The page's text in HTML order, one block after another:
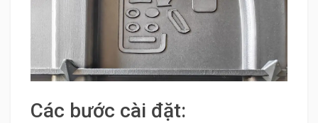
Các bước cài đặt: